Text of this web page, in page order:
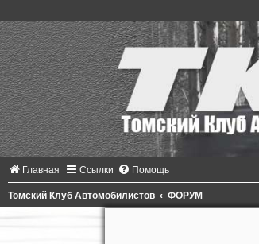
Главная Ссылки Помощь
Томский Клуб Автомобилистов ФОРУМ